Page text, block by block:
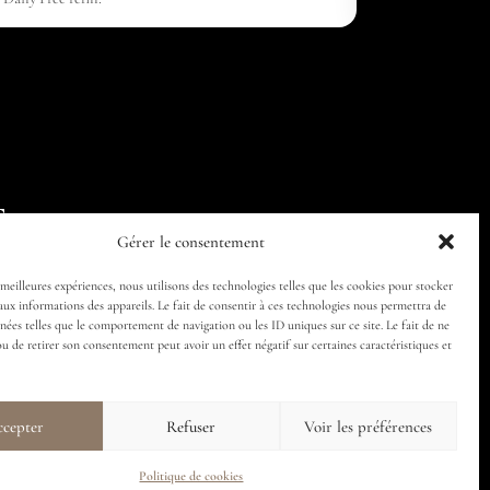
Gérer le consentement
expériences, nous utilisons des technologies telles que les cookies pour stocker
informations des appareils. Le fait de consentir à ces technologies nous permettra de
telles que le comportement de navigation ou les ID uniques sur ce site. Le fait de ne
de retirer son consentement peut avoir un effet négatif sur certaines caractéristiques et
Refuser Voir les préférences
Politique de cookies
us